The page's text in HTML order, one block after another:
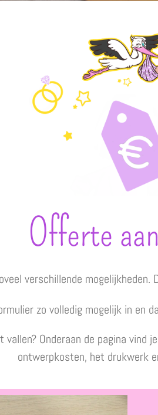
Offerte
verschillende
zo volledig mogelijk in en
Onderaan de pagina
ontwerpkosten, het drukwerk